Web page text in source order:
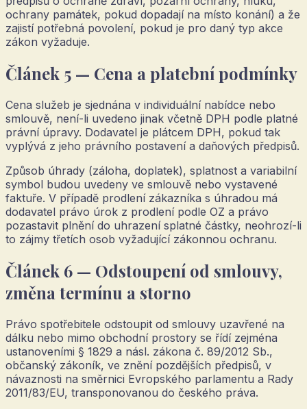
ochrany památek, pokud dopadají na místo konání) a že
zajistí potřebná povolení, pokud je pro daný typ akce
zákon vyžaduje.
Článek 5 — Cena a platební podmínky
Cena služeb je sjednána v individuální nabídce nebo
smlouvě, není-li uvedeno jinak včetně DPH podle platné
právní úpravy. Dodavatel je plátcem DPH, pokud tak
vyplývá z jeho právního postavení a daňových předpisů.
Způsob úhrady (záloha, doplatek), splatnost a variabilní
symbol budou uvedeny ve smlouvě nebo vystavené
faktuře. V případě prodlení zákazníka s úhradou má
dodavatel právo úrok z prodlení podle OZ a právo
pozastavit plnění do uhrazení splatné částky, neohrozí-li
to zájmy třetích osob vyžadující zákonnou ochranu.
Článek 6 — Odstoupení od smlouvy,
změna termínu a storno
Právo spotřebitele odstoupit od smlouvy uzavřené na
dálku nebo mimo obchodní prostory se řídí zejména
ustanoveními § 1829 a násl. zákona č. 89/2012 Sb.,
občanský zákoník, ve znění pozdějších předpisů, v
návaznosti na směrnici Evropského parlamentu a Rady
2011/83/EU, transponovanou do českého práva.